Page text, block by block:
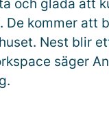
och glada att
De kommer att
Nest blir
säger